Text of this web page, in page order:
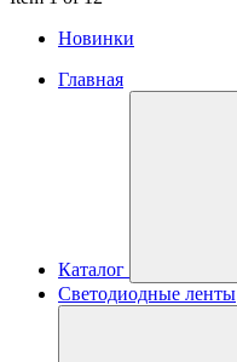
Новинки
Главная
Каталог
Светодиодные ленты